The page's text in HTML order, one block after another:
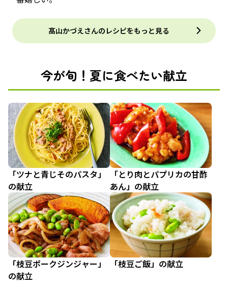
髙山かづえさんのレシピをもっと見る
今が旬！夏に食べたい献立
「ツナと青じそのパスタ」
の献立
「とり肉とパプリカの甘酢
あん」の献立
「枝豆ポークジンジャー」
の献立
「枝豆ご飯」の献立